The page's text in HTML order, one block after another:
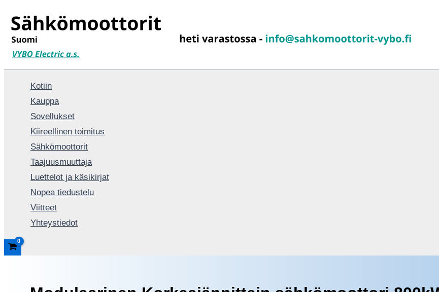
sisältöön
Kotiin
Kauppa
Sovellukset
Kiireellinen toimitus
Sähkömoottorit
Taajuusmuuttaja
Luettelot ja käsikirjat
Nopea tiedustelu
Viitteet
Yhteystiedot